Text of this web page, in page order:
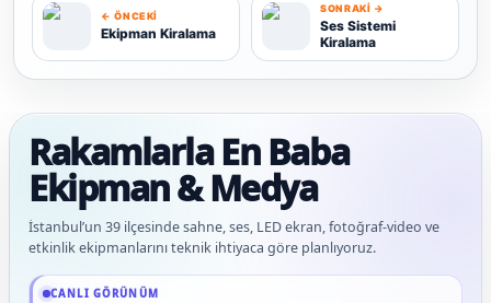
← ÖNCEKI
Ekipman Kiralama
S
SONRAKI →
Ses Sistemi
Kiralama
Rakamlarla En Baba
Ekipman & Medya
İstanbul’un 39 ilçesinde sahne, ses, LED ekran, fotoğraf-video ve
etkinlik ekipmanlarını teknik ihtiyaca göre planlıyoruz.
CANLI GÖRÜNÜM
Güncel veriler: 1.292+ En Baba ağı hizmet deneyimi; 92 platform genelinde